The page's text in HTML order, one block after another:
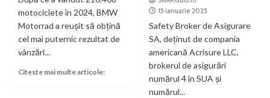
motociclete în 2024, BMW
Motorrad a reuşit să obţină
cel mai puternic rezultat de
vânzări...
Citeste mai multe articole:
15 ianuarie 2025
Safety Broker de Asigurare
SA, deţinut de compania
americană Acrisure LLC,
brokerul de asigurări
numărul 4 în SUA şi
numărul...